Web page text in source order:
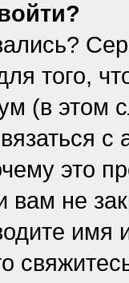
того,
(в этом
это
вам не